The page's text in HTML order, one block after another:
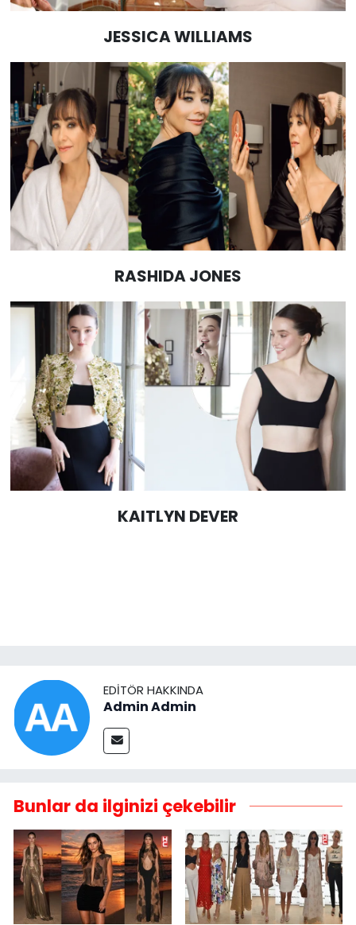
JESSICA WILLIAMS
RASHIDA JONES
KAITLYN DEVER
EDITÖR HAKKINDA
Admin Admin
Bunlar da ilginizi çekebilir